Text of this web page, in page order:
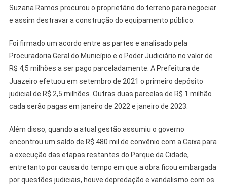
Suzana Ramos procurou o proprietário do terreno para negociar
e assim destravar a construção do equipamento público.
Foi firmado um acordo entre as partes e analisado pela
Procuradoria Geral do Município e o Poder Judiciário no valor de
R$ 4,5 milhões a ser pago parceladamente. A Prefeitura de
Juazeiro efetuou em setembro de 2021 o primeiro depósito
judicial de R$ 2,5 milhões. Outras duas parcelas de R$ 1 milhão
cada serão pagas em janeiro de 2022 e janeiro de 2023.
Além disso, quando a atual gestão assumiu o governo
encontrou um saldo de R$ 480 mil de convênio com a Caixa para
a execução das etapas restantes do Parque da Cidade,
entretanto por causa do tempo em que a obra ficou embargada
por questões judiciais, houve depredação e vandalismo com os